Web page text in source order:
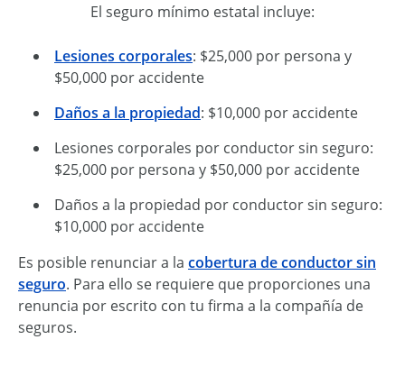
El seguro mínimo estatal incluye:
Lesiones corporales: $25,000 por persona y
$50,000 por accidente
Daños a la propiedad: $10,000 por accidente
Lesiones corporales por conductor sin seguro:
$25,000 por persona y $50,000 por accidente
Daños a la propiedad por conductor sin seguro:
$10,000 por accidente
Es posible renunciar a la cobertura de conductor sin
seguro. Para ello se requiere que proporciones una
renuncia por escrito con tu firma a la compañía de
seguros.